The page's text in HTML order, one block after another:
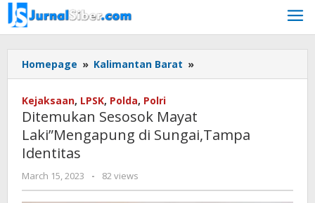
Skip
to
content
Homepage » Kalimantan Barat »
Sesosok
di
Sungai,Tampa
Kejaksaan, LPSK, Polda, Polri
Ditemukan Sesosok Mayat
Laki”Mengapung di Sungai,Tampa
Identitas
March 15, 2023
by
Jurnalsiber
- 82 views